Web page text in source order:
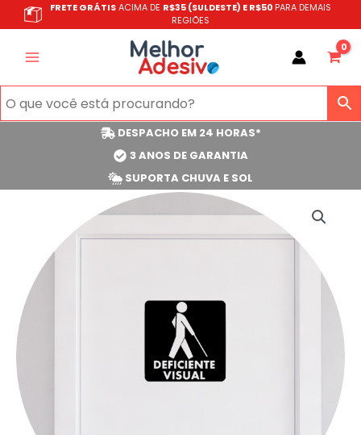
para
FRETE GRÁTISACIMA DE R$35 (SULDESTE) E R$50 PARA DEMAIS
REGIÕES
DESPACHO EM 24 HORAS*
3 ANOS DE GARANTIA
SUPORTA CHUVA E SOL